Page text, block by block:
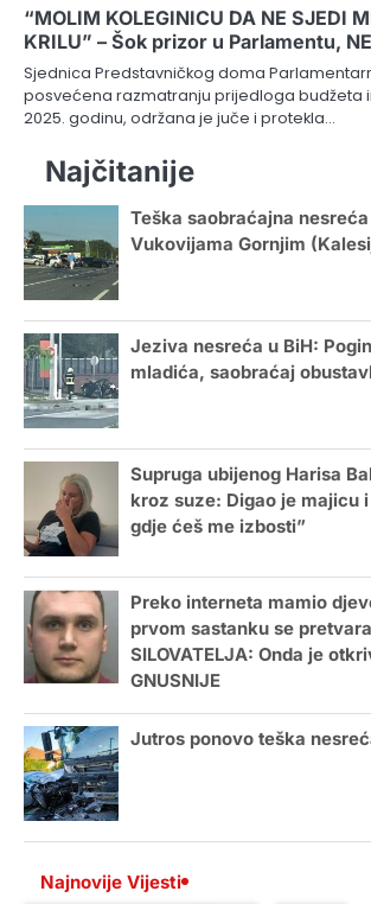
“MOLIM KOLEGINICU DA NE SJEDI
KRILU” – Šok prizor u Parlamentu,
Sjednica Predstavničkog doma
posvećena razmatranju prijedloga budžeta
2025. godinu, održana je juče i protekla…
Najčitanije
Teška saobraćajna
Vukovijama Gornjim
Jeziva nesreća u BiH:
mladića, saobraćaj
Supruga ubijenog Harisa
kroz suze: Digao je majicu
gdje ćeš me izbosti”
Preko interneta mamio
prvom sastanku se
SILOVATELJA: Onda je
GNUSNIJE
Jutros ponovo teška
Najnovije Vijesti